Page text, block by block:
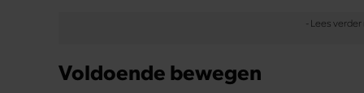
Voldoende bewegen